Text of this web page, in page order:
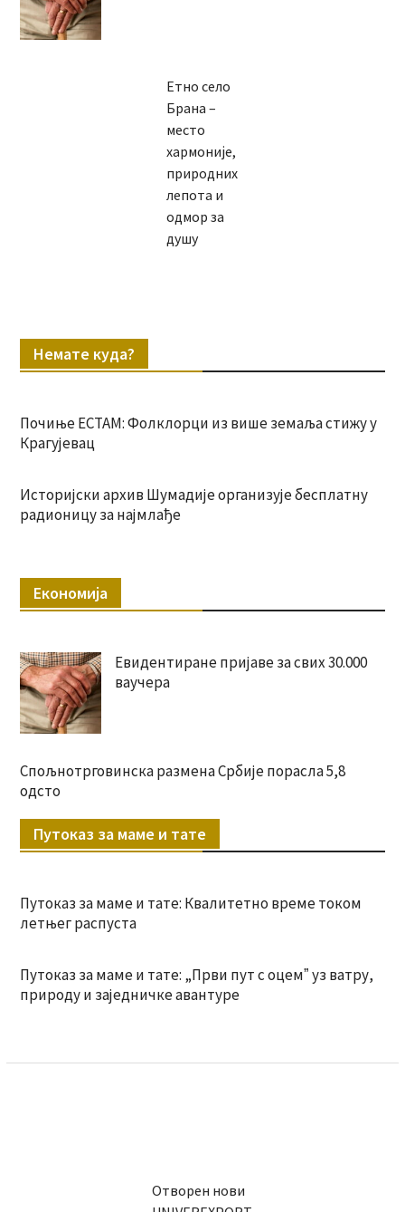
Етно село
Брана –
место
хармоније,
природних
лепота и
одмор за
душу
Немате куда?
Почиње ЕСТАМ: Фолклорци из више земаља стижу у
Крагујевац
Историјски архив Шумадије организује бесплатну
радионицу за најмлађе
Економија
Евидентиране пријаве за свих 30.000
ваучера
Спољнотрговинска размена Србије порасла 5,8
одсто
Путоказ за маме и тате
Путоказ за маме и тате: Квалитетно време током
летњег распуста
Путоказ за маме и тате: „Први пут с оцемˮ уз ватру,
природу и заједничке авантуре
Отворен нови